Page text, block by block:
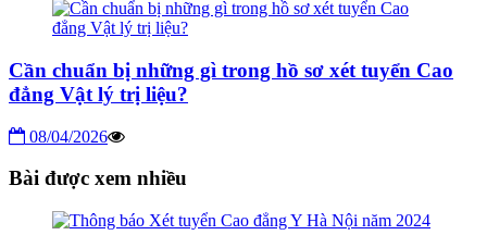
Cần chuẩn bị những gì trong hồ sơ xét tuyển Cao
đẳng Vật lý trị liệu?
08/04/2026
Bài được xem nhiều